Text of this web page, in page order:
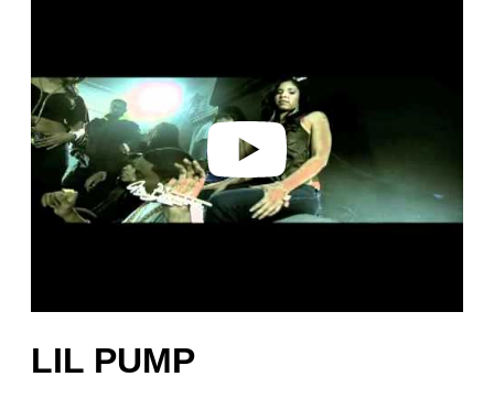
i
e
o
LIL PUMP